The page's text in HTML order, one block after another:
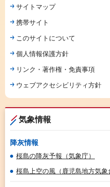
サイトマップ
携帯サイト
このサイトについて
個人情報保護方針
リンク・著作権・免責事項
ウェブアクセシビリティ方針
気象情報
降灰情報
桜島の降灰予報（気象庁）
桜島上空の風（鹿児島地方気象